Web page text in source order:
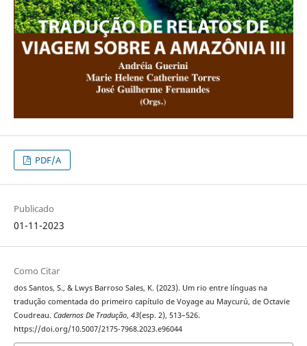
PDF/A
Publicado
01-11-2023
Como Citar
dos Santos, S., & Lwys Barroso Sales, K. (2023). Um rio entre línguas na
tradução comentada do primeiro capítulo de Voyage au Maycurú, de Octavie
Coudreau. Cadernos De Tradução, 43(esp. 2), 513–526.
https://doi.org/10.5007/2175-7968.2023.e96044